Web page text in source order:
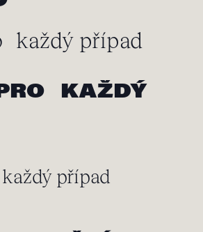
každý případ
KAŽDÝ
případ